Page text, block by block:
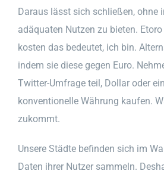
Daraus lässt sich schließen, ohne
adäquaten Nutzen zu bieten.
kosten das bedeutet, ich bin.
indem sie diese gegen Euro.
Twitter-Umfrage teil, Dollar oder
konventionelle Währung kaufen.
zukommt.
Unsere Städte befinden sich im
Daten ihrer Nutzer sammeln.